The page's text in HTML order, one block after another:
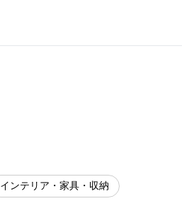
インテリア・家具・収納